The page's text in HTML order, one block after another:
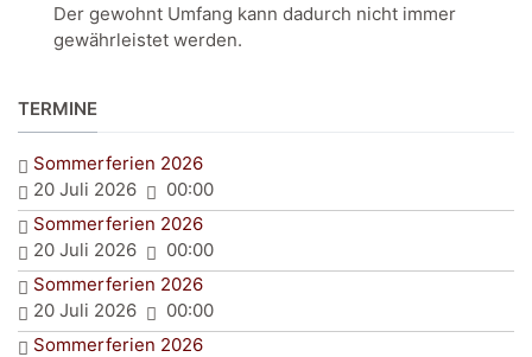
Der gewohnt Umfang kann dadurch nicht immer
gewährleistet werden.
TERMINE
Sommerferien 2026
20 Juli 2026
00:00
Sommerferien 2026
20 Juli 2026
00:00
Sommerferien 2026
20 Juli 2026
00:00
Sommerferien 2026